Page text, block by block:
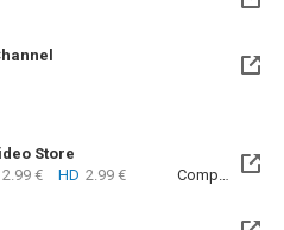
30 Sep 2026 (Queda 1 mes)
Store
2.99 € HD 2.99 € Compra: SD